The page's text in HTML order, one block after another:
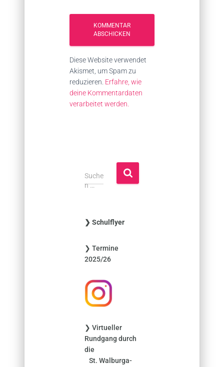
Diese Website verwendet
Akismet, um Spam zu
reduzieren. Erfahre, wie
deine Kommentardaten
verarbeitet werden.
S
u
n
a
c
Suche
n …
❯ Schulflyer
❯ Termine
2025/26
❯ Virtueller
Rundgang durch
die
St. Walburga-